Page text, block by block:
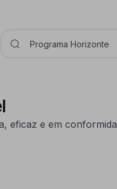
eficaz e em